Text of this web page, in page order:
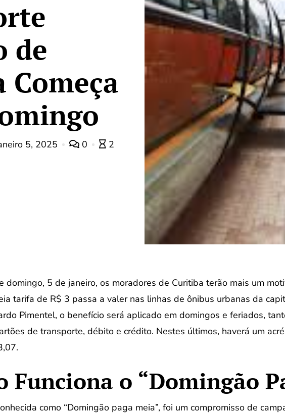
de
5, 2025 0
2
domingo, 5 de janeiro, os moradores de Curitiba terão mais um
tarifa de R$ 3 passa a valer nas linhas de ônibus urbanas da
Pimentel, o benefício será aplicado em domingos e feriados,
de transporte, débito e crédito. Nestes últimos, haverá um
Funciona o “Domingão
como “Domingão paga meia”, foi um compromisso de